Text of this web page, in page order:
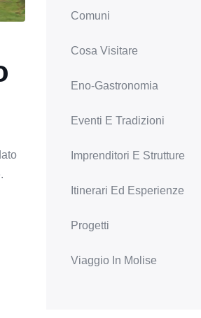
Comuni
Cosa Visitare
Eno-Gastronomia
Eventi E Tradizioni
Imprenditori E Strutture
Itinerari Ed Esperienze
Progetti
Viaggio In Molise